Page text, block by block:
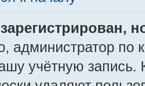
администратор по
учётную запись.